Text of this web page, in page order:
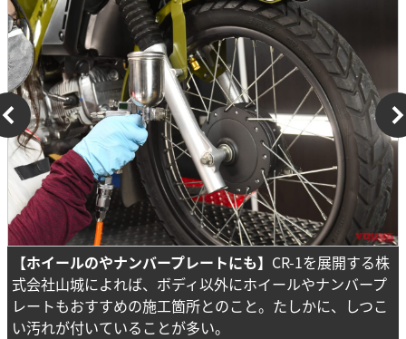
【ホイールのやナンバープレートにも】 CR-1を展開する株
式会社山城によれば、ボディ以外にホイールやナンバープ
レートもおすすめの施工箇所とのこと。たしかに、しつこ
い汚れが付いていることが多い。